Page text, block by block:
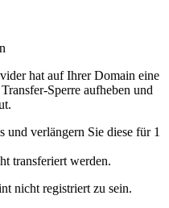
hat auf Ihrer Domain eine
Sperre aufheben und
und verlängern Sie diese für 1
transferiert werden.
nicht registriert zu sein.